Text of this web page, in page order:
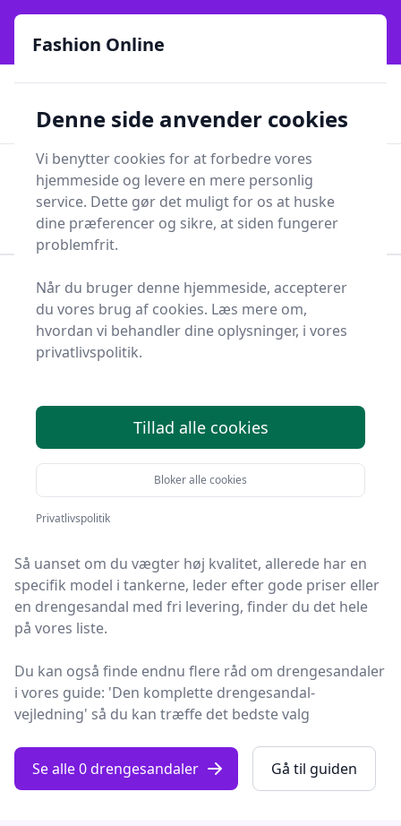
Fashion Online - Din genvej til stil, trends og smarte fund
online siden 2017
Lynhurtig levering ⭐⭐⭐⭐⭐✨981 forskellige produkttyper
Fashion Online
Søg
Forside Tøj og Accessories Sko
Sandaler
Drengesandal
Bedste drengesandaler
produkter
Du er landet på Fashion Online, det helt rigtige sted at
finde drengesandaler. Vi har udvalgt de 0 bedste
produkter lige nu, så du er sikret et godt køb!
Så uanset om du vægter høj kvalitet, allerede har en
specifik model i tankerne, leder efter gode priser eller
en drengesandal med fri levering, finder du det hele
på vores liste.
Du kan også finde endnu flere råd om drengesandaler
i vores guide: 'Den komplette drengesandal-
vejledning' så du kan træffe det bedste valg
Se alle 0 drengesandaler Gå til guiden
Fashion Online
Denne side anvender cookies
Vi benytter cookies for at forbedre vores
hjemmeside og levere en mere personlig
service. Dette gør det muligt for os at huske
dine præferencer og sikre, at siden fungerer
problemfrit.
Når du bruger denne hjemmeside, accepterer
du vores brug af cookies. Læs mere om,
hvordan vi behandler dine oplysninger, i vores
privatlivspolitik.
Tillad alle cookies
Bloker alle cookies
Privatlivspolitik